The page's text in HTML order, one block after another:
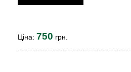
Ціна: 750 грн.